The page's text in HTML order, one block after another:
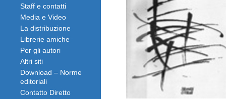
Staff e contatti
Media e Video
La distribuzione
Librerie amiche
Per gli autori
Altri siti
Download – Norme
editoriali
Contatto Diretto